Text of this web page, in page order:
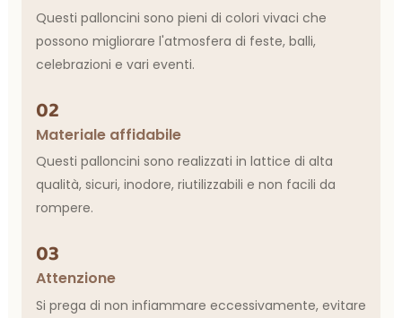
Questi palloncini sono pieni di colori vivaci che
possono migliorare l'atmosfera di feste, balli,
celebrazioni e vari eventi.
02
Materiale affidabile
Questi palloncini sono realizzati in lattice di alta
qualità, sicuri, inodore, riutilizzabili e non facili da
rompere.
03
Attenzione
Si prega di non infiammare eccessivamente, evitare